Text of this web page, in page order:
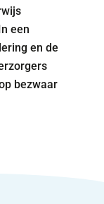
een
en de
bezwaar